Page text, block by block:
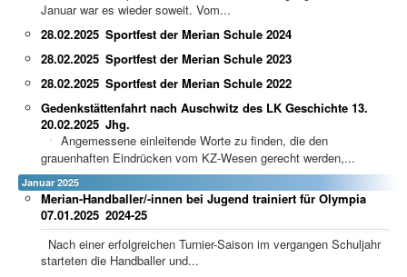
Januar war es wieder soweit. Vom...
Sportfest der Merian Schule 2024
28.02.2025
Sportfest der Merian Schule 2023
28.02.2025
Sportfest der Merian Schule 2022
28.02.2025
Gedenkstättenfahrt nach Auschwitz des LK Geschichte 13.
Jhg.
20.02.2025
Angemessene einleitende Worte zu finden, die den
grauenhaften Eindrücken vom KZ-Wesen gerecht werden,...
Januar 2025
Merian-Handballer/-innen bei Jugend trainiert für Olympia
2024-25
07.01.2025
Nach einer erfolgreichen Turnier-Saison im vergangen Schuljahr
starteten die Handballer und...